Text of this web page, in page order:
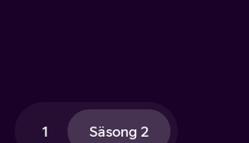
1 Säsong 2